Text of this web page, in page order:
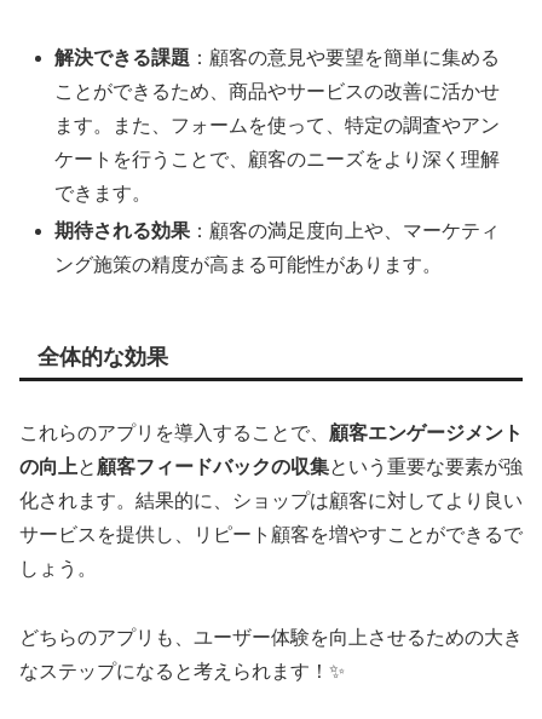
解決できる課題 ：顧客の意見や要望を簡単に集める
ことができるため、商品やサービスの改善に活かせ
ます。また、フォームを使って、特定の調査やアン
ケートを行うことで、顧客のニーズをより深く理解
できます。
期待される効果 ：顧客の満足度向上や、マーケティ
ング施策の精度が高まる可能性があります。
全体的な効果
これらのアプリを導入することで、 顧客エンゲージメント
の向上と 顧客フィードバックの収集という重要な要素が強
化されます。結果的に、ショップは顧客に対してより良い
サービスを提供し、リピート顧客を増やすことができるで
しょう。
どちらのアプリも、ユーザー体験を向上させるための大き
なステップになると考えられます！✨